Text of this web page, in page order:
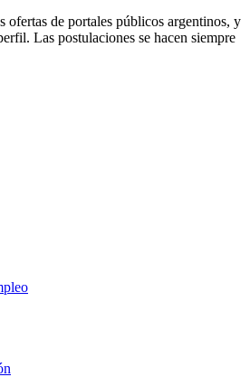
ofertas de portales públicos argentinos, y
Las postulaciones se hacen siempre